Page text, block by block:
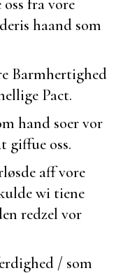
haand som
Barmhertighed
Pact.
hand soer vor
giffue oss.
aff vore
wi tiene
redzel vor
/ som